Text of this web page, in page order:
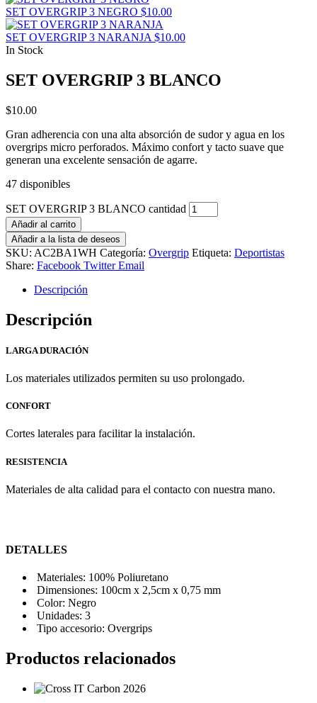
SET OVERGRIP 3 NEGRO $10.00
SET OVERGRIP 3 NARANJA $10.00
In Stock
SET OVERGRIP 3 BLANCO
$10.00
Gran adherencia con una alta absorción de sudor y agua en los
overgrips micro perforados. Máximo confort y tacto suave que
generan una excelente sensación de agarre.
47 disponibles
SET OVERGRIP 3 BLANCO cantidad
Añadir al carrito
Añadir a la lista de deseos
SKU: AC2BA1WH Categoría: Overgrip Etiqueta: Deportistas
Share: Facebook Twitter Email
Descripción
Descripción
LARGA DURACIÓN
Los materiales utilizados permiten su uso prolongado.
CONFORT
Cortes laterales para facilitar la instalación.
RESISTENCIA
Materiales de alta calidad para el contacto con nuestra mano.
DETALLES
Materiales: 100% Poliuretano
Dimensiones: 100cm x 2,5cm x 0,75 mm
Color: Negro
Unidades: 3
Tipo accesorio: Overgrips
Productos relacionados